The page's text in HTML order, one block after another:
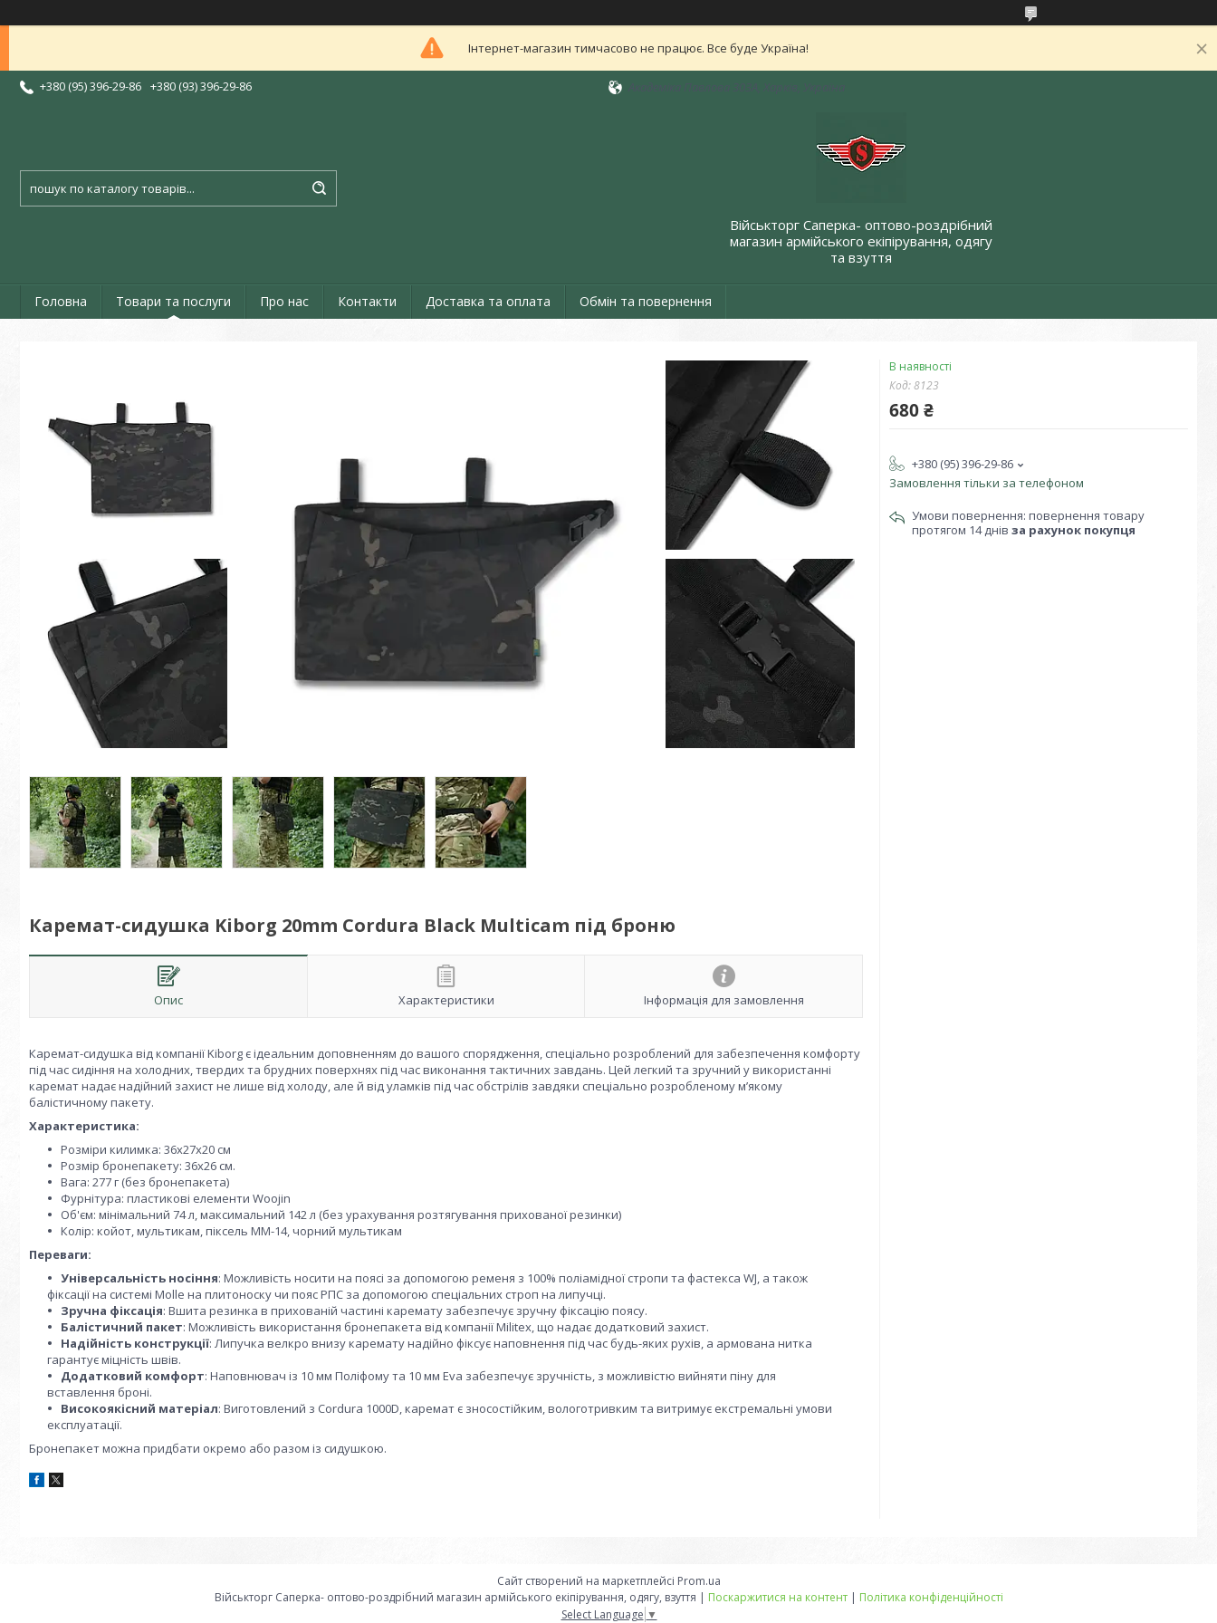
Інтернет-магазин тимчасово не працює. Все буде Україна!
+380 (95) 396-29-86 +380 (93) 396-29-86
Військторг Саперка- оптово-роздрібний
магазин армійського екіпірування, одягу
та взуття
Головна Товари та послуги Про нас Контакти Доставка та оплата Обмін та повернення
Каремат-сидушка Kiborg 20mm Cordura Black Multicam під броню
Опис Характеристики Інформація для замовлення
Каремат-сидушка від компанії Kiborg є ідеальним доповненням до вашого спорядження, спеціально розроблений для забезпечення комфорту
під час сидіння на холодних, твердих та брудних поверхнях під час виконання тактичних завдань. Цей легкий та зручний у використанні
каремат надає надійний захист не лише від холоду, але й від уламків під час обстрілів завдяки спеціально розробленому м’якому
балістичному пакету.
Характеристика:
Розміри килимка: 36х27х20 см
Розмір бронепакету: 36х26 см.
Вага: 277 г (без бронепакета)
Фурнітура: пластикові елементи Woojin
Об'єм: мінімальний 74 л, максимальний 142 л (без урахування розтягування прихованої резинки)
Колір: койот, мультикам, піксель ММ-14, чорний мультикам
Переваги:
Універсальність носіння: Можливість носити на поясі за допомогою ременя з 100% поліамідної стропи та фастекса WJ, а також
фіксації на системі Molle на плитоноску чи пояс РПС за допомогою спеціальних строп на липучці.
Зручна фіксація: Вшита резинка в прихованій частині каремату забезпечує зручну фіксацію поясу.
Балістичний пакет: Можливість використання бронепакета від компанії Militex, що надає додатковий захист.
Надійність конструкції: Липучка велкро внизу каремату надійно фіксує наповнення під час будь-яких рухів, а армована нитка
гарантує міцність швів.
Додатковий комфорт: Наповнювач із 10 мм Поліфому та 10 мм Eva забезпечує зручність, з можливістю вийняти піну для
вставлення броні.
Високоякісний матеріал: Виготовлений з Cordura 1000D, каремат є зносостійким, вологотривким та витримує екстремальні умови
експлуатації.
Бронепакет можна придбати окремо або разом із сидушкою.
В наявності
Код:8123
680 ₴
+380 (95) 396-29-86
Замовлення тільки за телефоном
повернення товару
протягом 14 днів за рахунок покупця
Сайт створений на маркетплейсі Prom.ua
Військторг Саперка- оптово-роздрібний магазин армійського екіпірування, одягу, взуття | Поскаржитися на контент | Політика конфіденційності
Select Language ▼